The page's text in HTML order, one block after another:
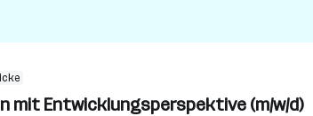
mit Entwicklungsperspektive (m/w/d)